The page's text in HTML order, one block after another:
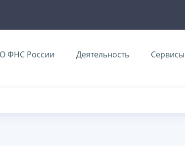
О ФНС России Деятельность Сервисы